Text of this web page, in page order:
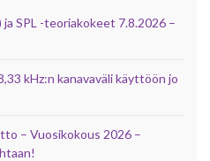
SPL -teoriakokeet 7.8.2026 –
kHz:n kanavaväli käyttöön jo
– Vuosikokous 2026 –